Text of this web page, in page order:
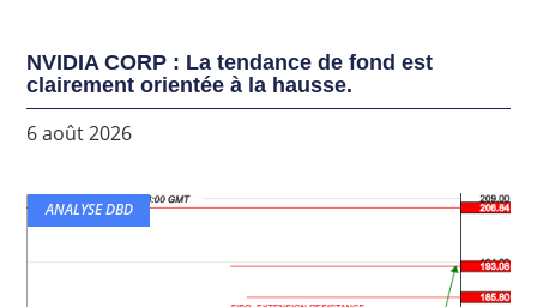
NVIDIA CORP : La tendance de fond est
clairement orientée à la hausse.
6 août 2026
ANALYSE DBD